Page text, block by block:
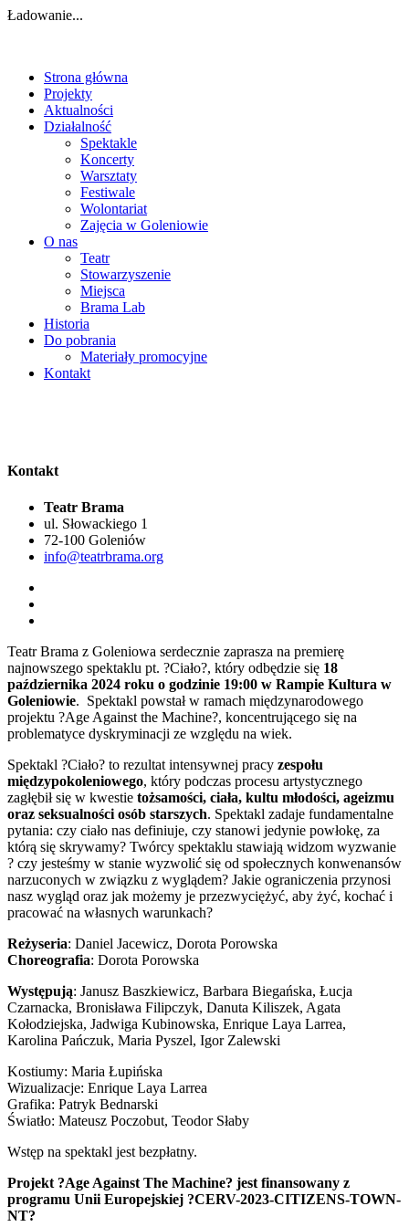
Ładowanie...
Strona główna
Projekty
Aktualności
Działalność
Spektakle
Koncerty
Warsztaty
Festiwale
Wolontariat
Zajęcia w Goleniowie
O nas
Teatr
Stowarzyszenie
Miejsca
Brama Lab
Historia
Do pobrania
Materiały promocyjne
Kontakt
Kontakt
Teatr Brama
ul. Słowackiego 1
72-100 Goleniów
info@teatrbrama.org
Teatr Brama z Goleniowa serdecznie zaprasza na premierę
najnowszego spektaklu pt. ?Ciało?, który odbędzie się 18
października 2024 roku o godzinie 19:00 w Rampie Kultura w
Goleniowie. Spektakl powstał w ramach międzynarodowego
projektu ?Age Against the Machine?, koncentrującego się na
problematyce dyskryminacji ze względu na wiek.
Spektakl ?Ciało? to rezultat intensywnej pracy zespołu
międzypokoleniowego, który podczas procesu artystycznego
zagłębił się w kwestie tożsamości, ciała, kultu młodości, ageizmu
oraz seksualności osób starszych. Spektakl zadaje fundamentalne
pytania: czy ciało nas definiuje, czy stanowi jedynie powłokę, za
którą się skrywamy? Twórcy spektaklu stawiają widzom wyzwanie
? czy jesteśmy w stanie wyzwolić się od społecznych konwenansów
narzuconych w związku z wyglądem? Jakie ograniczenia przynosi
nasz wygląd oraz jak możemy je przezwyciężyć, aby żyć, kochać i
pracować na własnych warunkach?
Reżyseria: Daniel Jacewicz, Dorota Porowska
Choreografia: Dorota Porowska
Występują: Janusz Baszkiewicz, Barbara Biegańska, Łucja
Czarnacka, Bronisława Filipczyk, Danuta Kiliszek, Agata
Kołodziejska, Jadwiga Kubinowska, Enrique Laya Larrea,
Karolina Pańczuk, Maria Pyszel, Igor Zalewski
Kostiumy: Maria Łupińska
Wizualizacje: Enrique Laya Larrea
Grafika: Patryk Bednarski
Światło: Mateusz Poczobut, Teodor Słaby
Wstęp na spektakl jest bezpłatny.
Projekt ?Age Against The Machine? jest finansowany z
programu Unii Europejskiej ?CERV-2023-CITIZENS-TOWN-
NT?